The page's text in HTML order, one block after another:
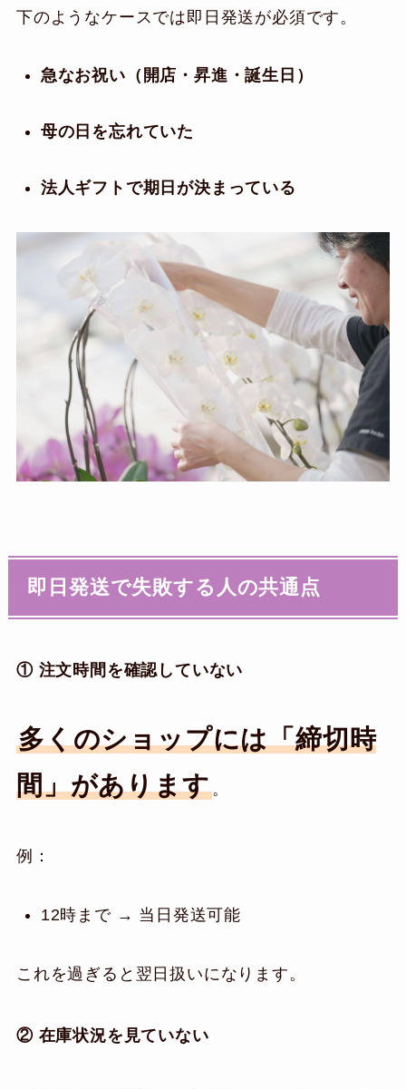
下のようなケースでは即日発送が必須です。
急なお祝い（開店・昇進・誕生日）
母の日を忘れていた
法人ギフトで期日が決まっている
即日発送で失敗する人の共通点
① 注文時間を確認していない
多くのショップには「締切時
間」があります。
例：
12時まで → 当日発送可能
これを過ぎると翌日扱いになります。
② 在庫状況を見ていない